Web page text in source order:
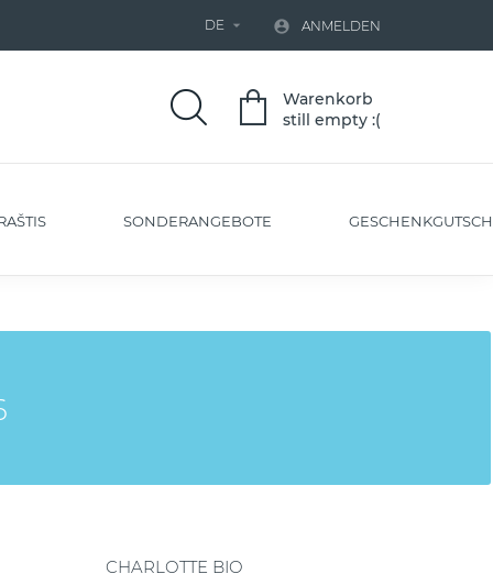
DE   ANMELDEN
Warenkorb
still empty :(
SONDERANGEBOTE
CHARLOTTE BIO